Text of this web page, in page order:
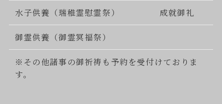
水子供養（瑞稚霊慰霊祭） 成就御礼
御霊供養（御霊冥福祭）
※その他諸事の御祈祷も予約を受付けておりま
す。